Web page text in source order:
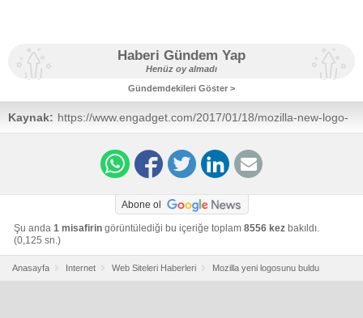
Haberi Gündem Yap
Henüz oy almadı
Gündemdekileri Göster >
Kaynak: https://www.engadget.com/2017/01/18/mozilla-new-logo-
wordmark/
Abone ol
Şu anda 1 misafirin görüntülediği bu içeriğe toplam 8556 kez bakıldı.
(0,125 sn.)
Anasayfa Internet Web Siteleri Haberleri Mozilla yeni logosunu buldu